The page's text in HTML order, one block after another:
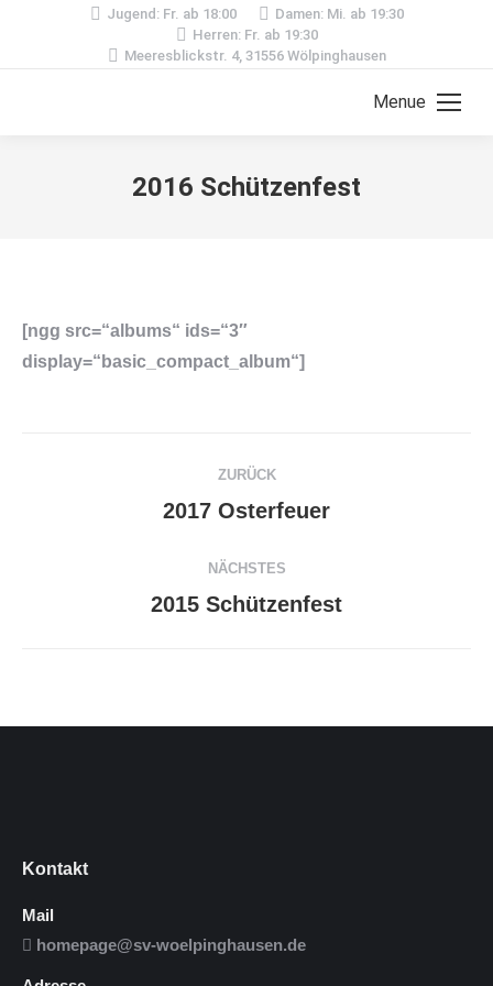
Jugend: Fr. ab 18:00
Damen: Mi. ab 19:30
Herren: Fr. ab 19:30
Meeresblickstr. 4, 31556 Wölpinghausen
Menue
2016 Schützenfest
[ngg src=“albums“ ids=“3″
display=“basic_compact_album“]
Kommentarnavigation
ZURÜCK
Vorheriger
2017 Osterfeuer
NÄCHSTES
Nächster
2015 Schützenfest
Kontakt
Mail
homepage@sv-woelpinghausen.de